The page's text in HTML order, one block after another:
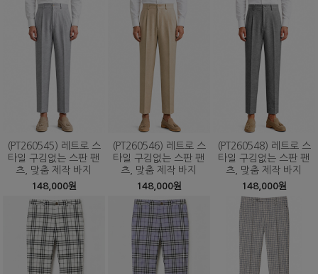
(PT260545) 레트로 스
타일 구김없는 스판 팬
츠, 맞춤 제작 바지
148,000원
(PT260546) 레트로 스
타일 구김없는 스판 팬
츠, 맞춤 제작 바지
148,000원
(PT260548) 레트로 스
타일 구김없는 스판 팬
츠, 맞춤 제작 바지
148,000원